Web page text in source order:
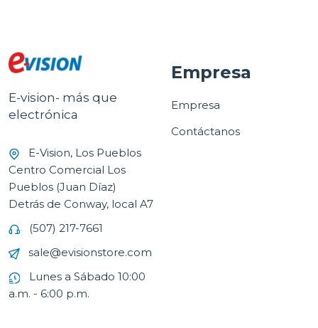
E-vision- más que
electrónica
E-Vision, Los Pueblos
Centro Comercial Los
Pueblos (Juan Díaz)
Detrás de Conway, local A7
(507) 217-7661
sale@evisionstore.com
Lunes a Sábado 10:00
a.m. - 6:00 p.m.
Empresa
Empresa
Contáctanos